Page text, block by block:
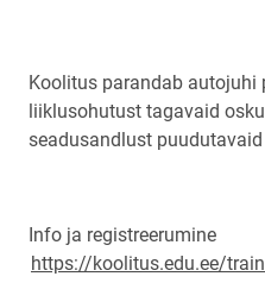
Koolitus parandab autojuhi
liiklusohutust tagavaid
seadusandlust
Info ja registreerumine
https://koolitus.edu.ee/